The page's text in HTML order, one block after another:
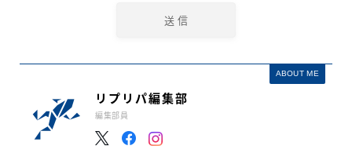
ABOUT ME
リプリパ編集部
編集部員